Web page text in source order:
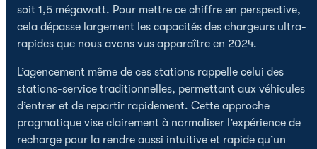
soit 1,5 mégawatt. Pour mettre ce chiffre en perspective,
cela dépasse largement les capacités des chargeurs ultra-
rapides que nous avons vus apparaître en 2024.
L’agencement même de ces stations rappelle celui des
stations-service traditionnelles, permettant aux véhicules
d’entrer et de repartir rapidement. Cette approche
pragmatique vise clairement à normaliser l’expérience de
recharge pour la rendre aussi intuitive et rapide qu’un